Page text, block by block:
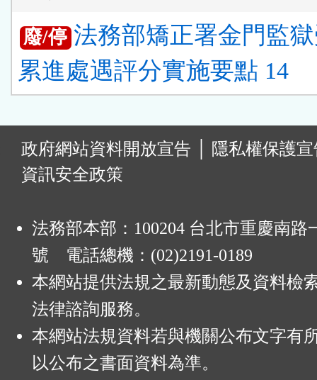
廢/停 法務部矯正署金門監
累進處遇評分實施要點 14
政府網站資料開放宣告
隱私權保護
資訊安全政策
法務部本部：100204 台北市重慶南路
號 電話總機：(02)2191-0189
本網站提供法規之最新動態及資料檢
法律諮詢服務。
本網站法規資料若與機關公布文字有
以公布之書面資料為準。